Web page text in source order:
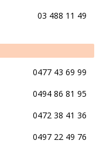
03 488 11 49
0477 43 69 99
0494 86 81 95
0472 38 41 36
0497 22 49 76